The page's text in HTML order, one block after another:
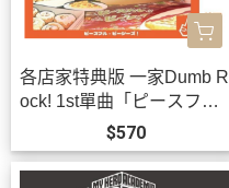
各店家特典版 一家Dumb R
ock! 1st單曲「ピースフ
ル・ピーシーズ！」BanG
Dream!*9/30發售!
$570